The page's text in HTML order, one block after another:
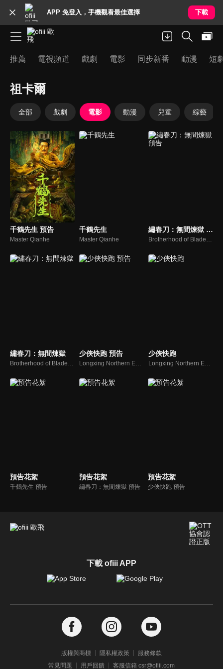
APP 免登入，手機觀看最佳選擇 下載
推薦 電視頻道 戲劇 電影 同步新番 動漫 短
祖卡爾
全部 戲劇 電影 動漫 兒童 綜藝
千鶴先生‎ 預告
Master Qianhe
千鶴先生‎
Master Qianhe
繡春刀：無間煉獄 預告
Brotherhood of Blades 3: The Embroidered Sword
繡春刀：無間煉獄 少俠快跑 預告
Longxing Northern Expedition
少俠快跑
Longxing Northern Expedition
預告花絮
千鶴先生‎ 預告
預告花絮
繡春刀：無間煉獄 預告
預告花絮
少俠快跑 預告
下載 ofiii APP
版權與商標 隱私權政策
服務條款
常見問題
用戶回饋 客服信箱 csr@ofiii.com